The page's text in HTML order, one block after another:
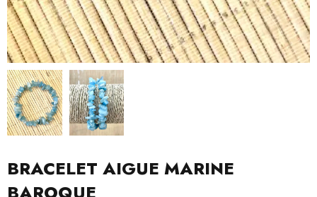
BRACELET AIGUE MARINE